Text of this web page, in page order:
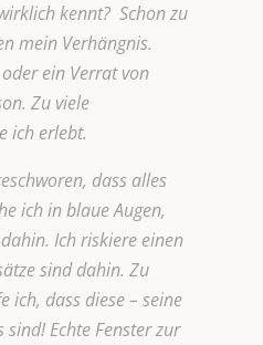
kennt? Schon zu
mein Verhängnis.
ein Verrat von
Zu viele
ich erlebt.
dass alles
ich in blaue Augen,
Ich riskiere einen
sind dahin. Zu
ich, dass diese – seine
Echte Fenster zur